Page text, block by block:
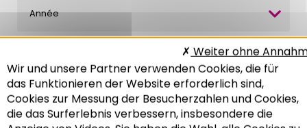
Année
DIE THEMENBLÄTTER
DER ADEUS NR. 334
Mobilität in Grenzregionen:
vergleich des
mobilitätsverhaltens dies- und
Wir und unsere Partner verwenden Cookies, die für
das Funktionieren der Website erforderlich sind,
Cookies zur Messung der Besucherzahlen und Cookies,
die das Surferlebnis verbessern, insbesondere die
Weiter ohne